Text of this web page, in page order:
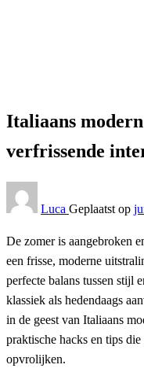
Italiaans
verfrissende
Luca Geplaatst op
De zomer is aangebroken
een frisse, moderne
perfecte balans tussen stijl
klassiek als hedendaags
in de geest van Italiaans
praktische hacks en tips
opvrolijken.